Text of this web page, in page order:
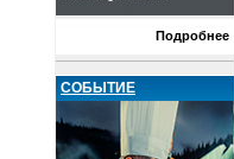
Подробнее
СОБЫТИЕ